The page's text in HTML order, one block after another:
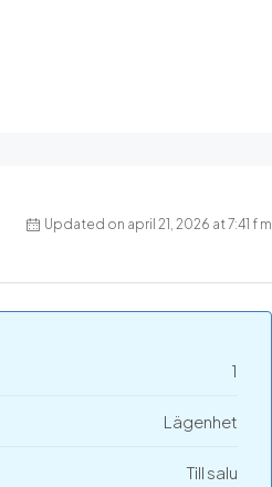
Updated on april 21, 2026 at 7:41 f m
1
Lägenhet
Till salu